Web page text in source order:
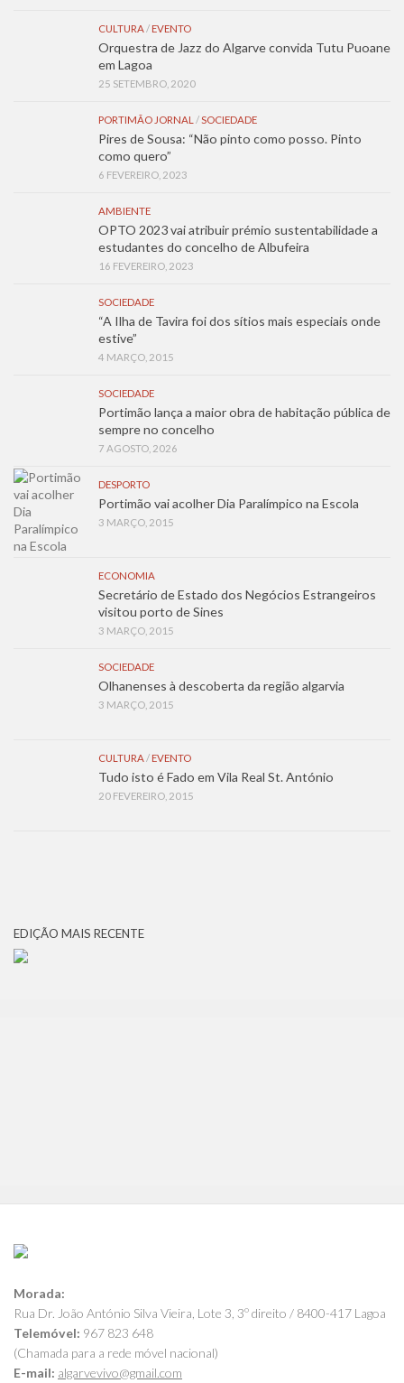
CULTURA / EVENTO
Orquestra de Jazz do Algarve convida Tutu Puoane
em Lagoa
25 SETEMBRO, 2020
PORTIMÃO JORNAL / SOCIEDADE
Pires de Sousa: “Não pinto como posso. Pinto
como quero”
6 FEVEREIRO, 2023
AMBIENTE
OPTO 2023 vai atribuir prémio sustentabilidade a
estudantes do concelho de Albufeira
16 FEVEREIRO, 2023
SOCIEDADE
“A Ilha de Tavira foi dos sítios mais especiais onde
estive”
4 MARÇO, 2015
SOCIEDADE
Portimão lança a maior obra de habitação pública de
sempre no concelho
7 AGOSTO, 2026
DESPORTO
Portimão vai acolher Dia Paralímpico na Escola
3 MARÇO, 2015
ECONOMIA
Secretário de Estado dos Negócios Estrangeiros
visitou porto de Sines
3 MARÇO, 2015
SOCIEDADE
Olhanenses à descoberta da região algarvia
3 MARÇO, 2015
CULTURA / EVENTO
Tudo isto é Fado em Vila Real St. António
20 FEVEREIRO, 2015
EDIÇÃO MAIS RECENTE
Morada:
Rua Dr. João António Silva Vieira, Lote 3, 3º direito / 8400-417 Lagoa
Telemóvel: 967 823 648
(Chamada para a rede móvel nacional)
E-mail: algarvevivo@gmail.com